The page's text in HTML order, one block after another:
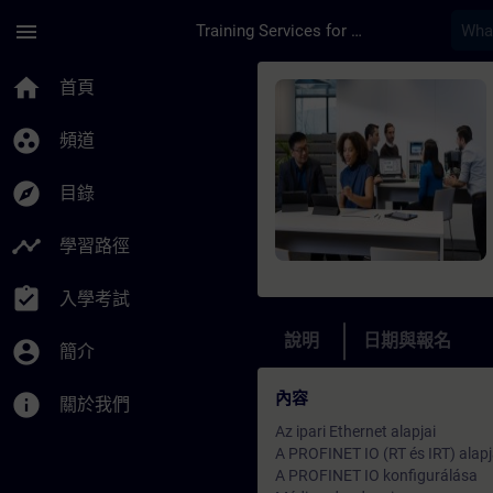
menu Training Services for Digital Industries
home 首頁
group_work 頻道
explore 目錄
timeline 學習路徑
assignment_turned_in 入學考試
account_circle 簡介
info 關於我們
課程 - PROFINET
說明 日期與報名
內容
Az ipari Ethernet alapjai
A PROFINET IO (RT és IRT)
A PROFINET IO konfigurálása